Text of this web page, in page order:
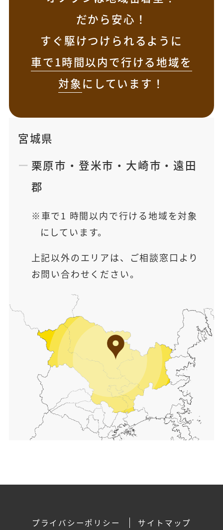
だから安心！
すぐ駆けつけられるように
車で1時間以内で行ける地域を
対象にしています！
宮城県
栗原市 ・ 登米市 ・ 大崎市 ・ 遠田
郡
車で1 時間以内で行ける地域を対象
にしています。
上記以外のエリアは、ご相談窓口より
お問い合わせください。
プライバシーポリシー サイトマップ